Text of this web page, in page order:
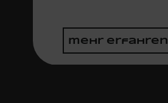
mehr erfahren